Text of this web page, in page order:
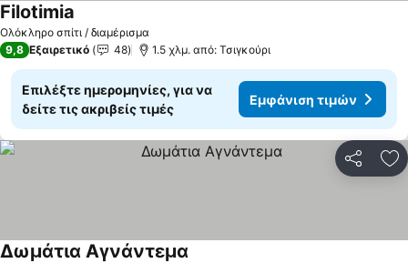
Ολόκληρο σπίτι / διαμέρισμα
Filotimia
9,8 Εξαιρετικό 48 1.5 χλμ. από: Τσιγκούρι
Επιλέξτε ημερομηνίες, για να
δείτε τις ακριβείς τιμές
Εμφάνιση τιμών
Δωμάτια Αγνάντεμα